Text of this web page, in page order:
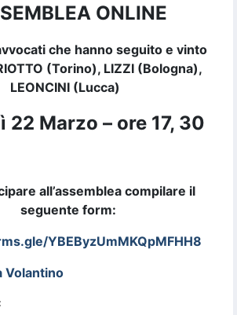
ONLINE
che hanno seguito e vinto
(Torino), LIZZI (Bologna),
LEONCINI (Lucca)
22 Marzo – ore 17, 30
all’assemblea compilare il
seguente form:
YBEByzUmMKQpMFHH8
Volantino